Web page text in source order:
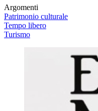
Argomenti
Patrimonio culturale
Tempo libero
Turismo